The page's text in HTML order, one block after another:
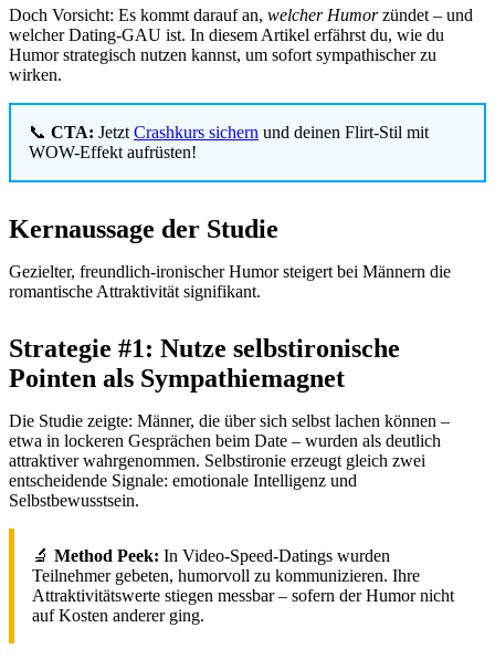
Doch Vorsicht: Es kommt darauf an, welcher Humorzündet – und
welcher Dating-GAU ist. In diesem Artikel erfährst du, wie du
Humor strategisch nutzen kannst, um sofort sympathischer zu
wirken.
📞 CTA: Jetzt Crashkurs sichern und deinen Flirt-Stil mit
WOW-Effekt aufrüsten!
Kernaussage der Studie
Gezielter, freundlich-ironischer Humor steigert bei Männern die
romantische Attraktivität signifikant.
Strategie #1: Nutze selbstironische
Pointen als Sympathiemagnet
Die Studie zeigte: Männer, die über sich selbst lachen können –
etwa in lockeren Gesprächen beim Date – wurden als deutlich
attraktiver wahrgenommen. Selbstironie erzeugt gleich zwei
entscheidende Signale: emotionale Intelligenz und
Selbstbewusstsein.
🔬 Method Peek: In Video-Speed-Datings wurden
Teilnehmer gebeten, humorvoll zu kommunizieren. Ihre
Attraktivitätswerte stiegen messbar – sofern der Humor nicht
auf Kosten anderer ging.